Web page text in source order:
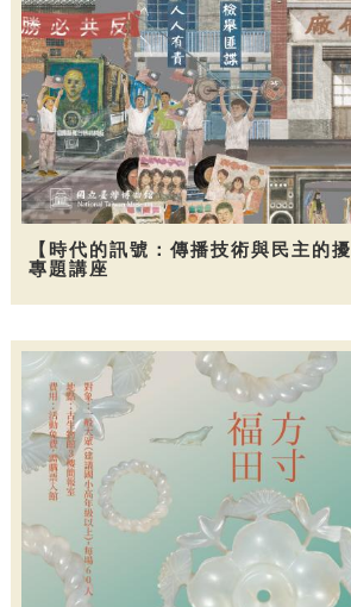
【時代的訊號：傳播技術與民主的
專題講座